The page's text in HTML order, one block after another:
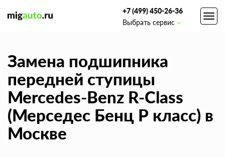
+7 (499) 450-26-36
Выбрать сервис
Замена подшипника
передней ступицы
Mercedes-Benz R-Class
(Мерседес Бенц Р класс) в
Москве